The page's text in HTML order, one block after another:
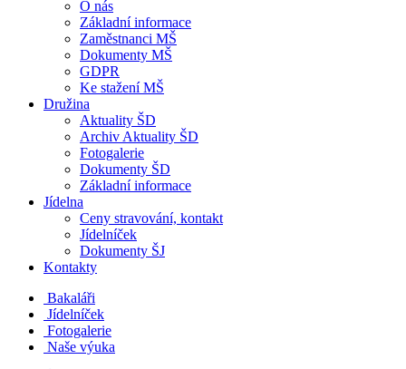
O nás
Základní informace
Zaměstnanci MŠ
Dokumenty MŠ
GDPR
Ke stažení MŠ
Družina
Aktuality ŠD
Archiv Aktuality ŠD
Fotogalerie
Dokumenty ŠD
Základní informace
Jídelna
Ceny stravování, kontakt
Jídelníček
Dokumenty ŠJ
Kontakty
Bakaláři
Jídelníček
Fotogalerie
Naše výuka